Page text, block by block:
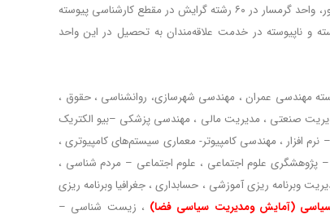
میرساردو یادآور شد: در این مرحله‌ از ثبت‌نام بدون کنکور، واحد گرمسار در ۶۰ رشته گرایش در مقطع کار‌شناسی پیوسته
پیوسته و ناپیوسته در خدمت علاقه‌مندان به تحصیل در این واحد
مهندسی عمران ، مهندسی شهرسازی، روانشناسی ، حقوق ،
صنعتی ، مدیریت مالی ، مهندسی پزشکی –بیو الکتریک
افزار ، مهندسی کامپیوتر- معماری سیستم‌های کامپیوتری ،
پژوهشگری علوم اجتماعی ، علوم اجتماعی – مردم شناسی ،
وبرنامه ریزی آموزشی ، حسابداری ، جغرافیا وبرنامه ریزی
سیاسی (آمایش ومدیریت سیاسی فضا) ، زیست شناسی –